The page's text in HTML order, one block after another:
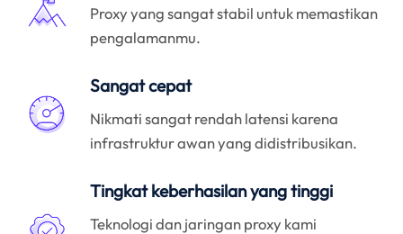
Proxy yang sangat stabil untuk memastikan
pengalamanmu.
Sangat cepat
Nikmati sangat rendah latensi karena
infrastruktur awan yang didistribusikan.
Tingkat keberhasilan yang tinggi
Teknologi dan jaringan proxy kami